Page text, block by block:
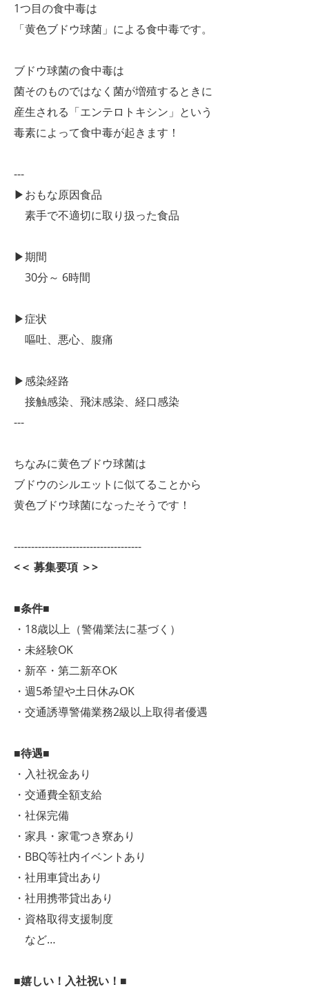
1つ目の食中毒は
「黄色ブドウ球菌」による食中毒です。
ブドウ球菌の食中毒は
菌そのものではなく菌が増殖するときに
産生される「エンテロトキシン」という
毒素によって食中毒が起きます！
---
▶おもな原因食品
素手で不適切に取り扱った食品
▶期間
30分～ 6時間
▶症状
嘔吐、悪心、腹痛
▶感染経路
接触感染、飛沫感染、経口感染
---
ちなみに黄色ブドウ球菌は
ブドウのシルエットに似てることから
黄色ブドウ球菌になったそうです！
-------------------------------------
<＜ 募集要項 ＞>
■条件■
・18歳以上（警備業法に基づく）
・未経験OK
・新卒・第二新卒OK
・週5希望や土日休みOK
・交通誘導警備業務2級以上取得者優遇
■待遇■
・入社祝金あり
・交通費全額支給
・社保完備
・家具・家電つき寮あり
・BBQ等社内イベントあり
・社用車貸出あり
・社用携帯貸出あり
・資格取得支援制度
など…
■嬉しい！入社祝い！■